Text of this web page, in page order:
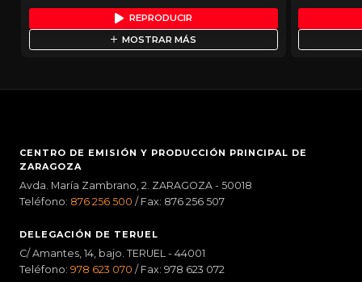
REPRODUCIR
MOSTRAR MÁS
CENTRO DE EMISIÓN Y PRODUCCIÓN PRINCIPAL DE
ZARAGOZA
Avda. María Zambrano, 2. ZARAGOZA - 50018
Teléfono: 876 256 500 / Fax: 876 256 507
DELEGACIÓN DE TERUEL
C/ Amantes, 14, bajo. TERUEL - 44001
Teléfono: 978 623 070 / Fax: 978 623 072